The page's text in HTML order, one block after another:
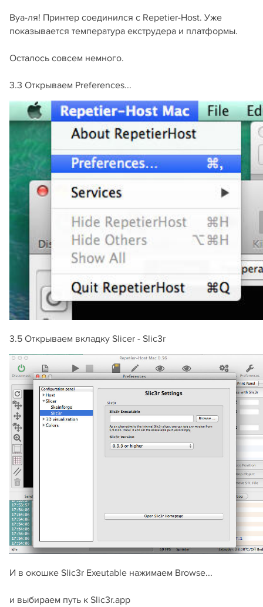
Вуа-ля! Принтер соединился с Repetier-Host. Уже
показывается температура екструдера и платформы.
Осталось совсем немного.
3.3 Открываем Preferences...
3.5 Открываем вкладку Slicer - Slic3r
И в окошке Slic3r Exeutable нажимаем Browse...
и выбираем путь к Slic3r.app